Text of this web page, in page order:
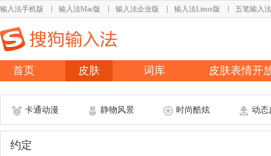
输入法手机版 输入法Mac版 输入法企业版 输入法Linux版 五笔输入法
首页 皮肤 词库 皮肤表情开
卡通动漫 静物风景 时尚酷炫 动态
约定